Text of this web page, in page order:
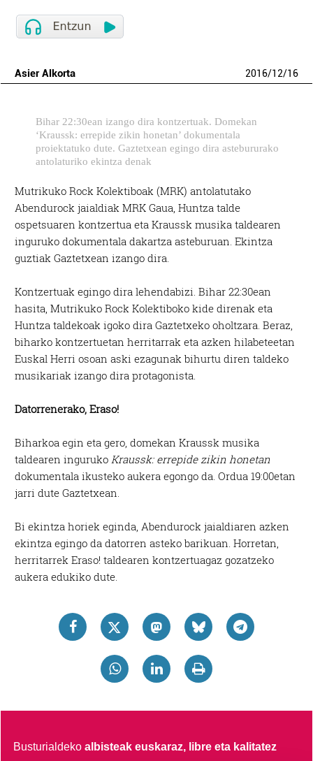
Asier Alkorta 2016/12/16
Bihar 22:30ean izango dira kontzertuak. Domekan
‘Kraussk: errepide zikin honetan’ dokumentala
proiektatuko dute. Gaztetxean egingo dira astebururako
antolaturiko ekintza denak
Mutrikuko Rock Kolektiboak (MRK) antolatutako
Abendurock jaialdiak MRK Gaua, Huntza talde
ospetsuaren kontzertua eta Kraussk musika taldearen
inguruko dokumentala dakartza asteburuan. Ekintza
guztiak Gaztetxean izango dira.
Kontzertuak egingo dira lehendabizi. Bihar 22:30ean
hasita, Mutrikuko Rock Kolektiboko kide direnak eta
Huntza taldekoak igoko dira Gaztetxeko oholtzara. Beraz,
biharko kontzertuetan herritarrak eta azken hilabeteetan
Euskal Herri osoan aski ezagunak bihurtu diren taldeko
musikariak izango dira protagonista.
Datorrenerako, Eraso!
Biharkoa egin eta gero, domekan Kraussk musika
taldearen inguruko Kraussk: errepide zikin honetan
dokumentala ikusteko aukera egongo da. Ordua 19:00etan
jarri dute Gaztetxean.
Bi ekintza horiek eginda, Abendurock jaialdiaren azken
ekintza egingo da datorren asteko barikuan. Horretan,
herritarrek Eraso! taldearen kontzertuagaz gozatzeko
aukera edukiko dute.
Busturialdekoalbisteak euskaraz, libre eta kalitatez